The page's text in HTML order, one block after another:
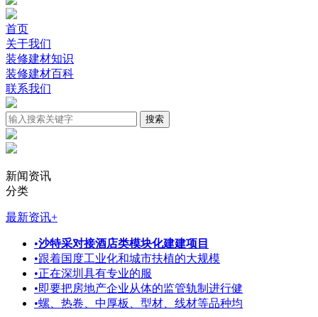
首页
关于我们
装修建材知识
装修建材百科
联系我们
新闻资讯
分类
最新资讯+
•沙特采对接酒店类模块化建建项目
•跟着国度工业化和城市扶植的大规模
•正在深圳具有专业的服
•即要把房地产企业从体的监管轨制进行健
•螺、热卷、中厚板、型材、线材等品种均